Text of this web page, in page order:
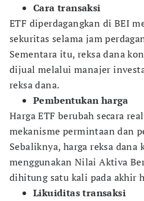
Cara transaksi
ETF diperdagangkan di BEI
sekuritas selama jam
Sementara itu, reksa dana
dijual melalui manajer
reksa dana.
Pembentukan harga
Harga ETF berubah secara
mekanisme permintaan dan
Sebaliknya, harga reksa dana
menggunakan Nilai Aktiva
dihitung satu kali pada akhir
Likuiditas transaksi